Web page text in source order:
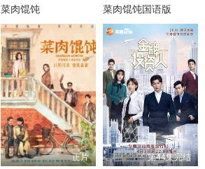
菜肉馄饨 菜肉馄饨国语版
正片 第44集完结